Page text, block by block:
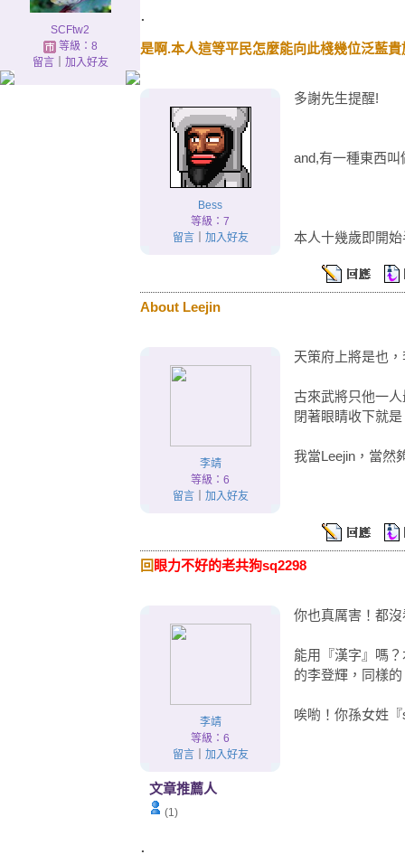
SCFtw2
等級：8
留言｜ 加入好友
.
是啊.本人這等平民怎麼能向此棧幾位泛藍
Bess
等級：7
留言｜ 加入好友
多謝先生提醒!
and,有一種東西叫
本人十幾歲即開始
About Leejin
李靖
等級：6
留言｜ 加入好友
天策府上將是也
古來武將只他一
閉著眼睛收下就是
我當Leejin，當然
回 眼力不好的老共狗sq2298
李靖
等級：6
留言｜ 加入好友
文章推薦人
(1)
你也真厲害！都
能用『漢字』嗎
的李登輝，同樣
唉喲！你孫女姓
.